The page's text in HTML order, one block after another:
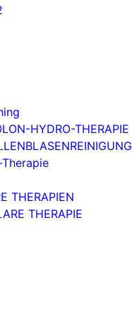
HYDRO-THERAPIE
THERAPIEN
THERAPIE